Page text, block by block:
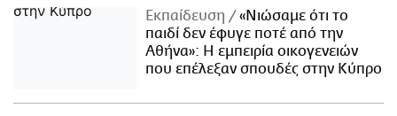
Εκπαίδευση
«Νιώσαμε ότι το
παιδί δεν έφυγε ποτέ από την
Αθήνα»: Η εμπειρία οικογενειών
που επέλεξαν σπουδές στην Κύπρο